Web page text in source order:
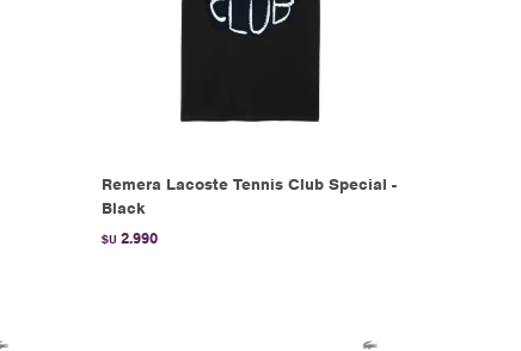
Remera Lacoste Tennis Club Special -
Black
$U 2.990